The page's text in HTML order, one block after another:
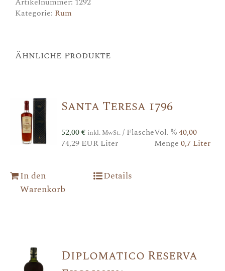
Kategorie: Rum
Ähnliche Produkte
Santa Teresa 1796
52,00€ inkl. MwSt./ Flasche
74,29 EUR Liter
Vol. %40,00
Menge 0,7 Liter
In den
Warenkorb
Details
Diplomatico Reserva